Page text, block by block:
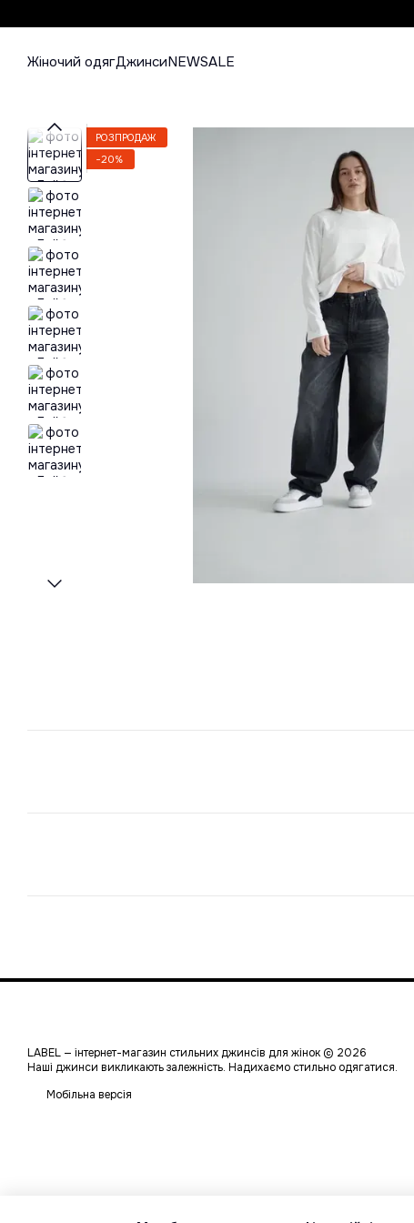
Жіночий одягДжинсиNEWSALE
РОЗПРОДАЖ
−20%
LABEL — інтернет-магазин стильних джинсів для жінок © 2026
Наші джинси викликають залежність. Надихаємо стильно одягатися.
Мобільна версія